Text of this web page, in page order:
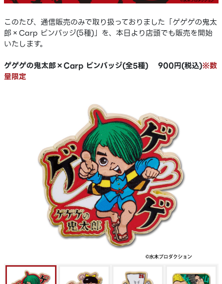
このたび、通信販売のみで取り扱っておりました「ゲゲゲの鬼太
郎×Carp ピンバッジ(5種)」を、本日より店頭でも販売を開始
いたします。
ゲゲゲの鬼太郎×Carp ピンバッジ(全5種) 900円(税込)※数
量限定